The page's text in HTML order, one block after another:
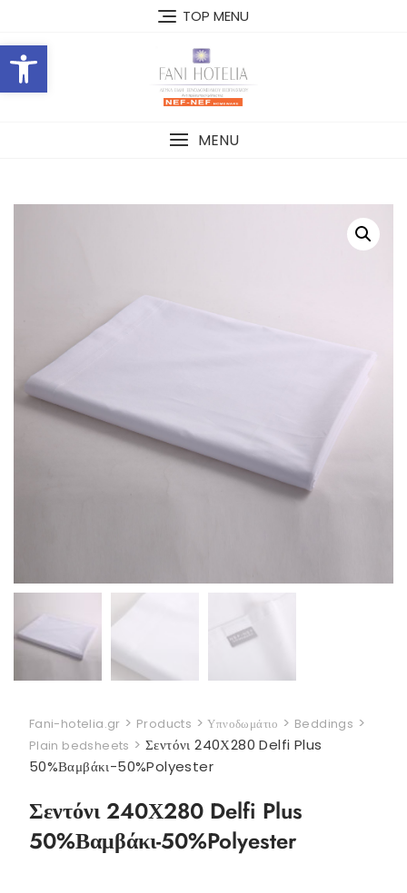
Open toolbar
content
TOP MENU
MENU
Fani-hotelia.gr > Products >Υπνοδωμάτιο > Beddings >
Plain bedsheets > Σεντόνι 240Χ280 Delfi Plus
50%Βαμβάκι-50%Polyester
Σεντόνι 240Χ280 Delfi Plus
50%Βαμβάκι-50%Polyester